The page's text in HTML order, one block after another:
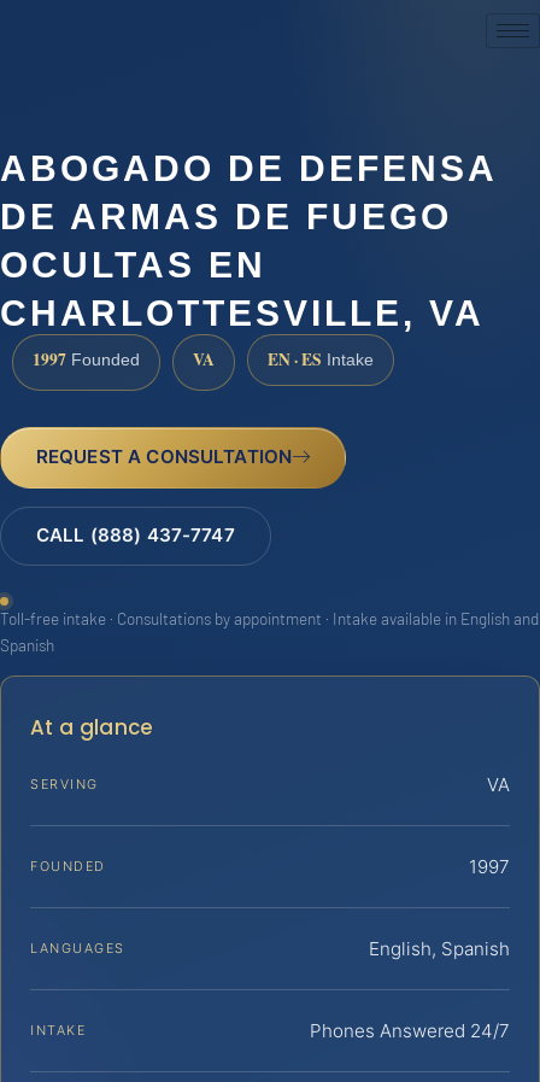
ABOGADO DE DEFENSA
DE ARMAS DE FUEGO
OCULTAS EN
CHARLOTTESVILLE, VA
1997 Founded VA EN · ES Intake
REQUEST A CONSULTATION
CALL (888) 437-7747
Toll-free intake · Consultations by appointment · Intake available in English and
Spanish
At a glance
SERVING VA
FOUNDED 1997
LANGUAGES English, Spanish
INTAKE Phones Answered 24/7